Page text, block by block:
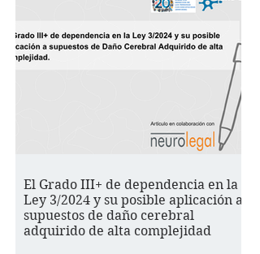
El Grado III+ de dependencia en la
Ley 3/2024 y su posible aplicación a
supuestos de daño cerebral
adquirido de alta complejidad